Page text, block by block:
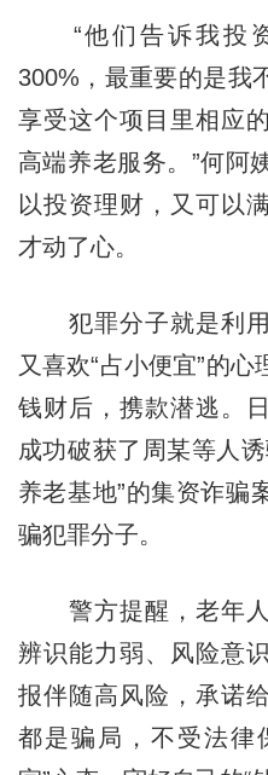
“他们告诉我投资
300%，最重要的是我
享受这个项目里相应
高端养老服务。”何阿
以投资理财，又可以
才动了心。
犯罪分子就是利用
又喜欢“占小便宜”的
钱财后，携款潜逃。
成功破获了周某等人
养老基地”的集资诈骗
骗犯罪分子。
警方提醒，老年人
辨识能力弱、风险意
报伴随高风险，承诺
都是骗局，不受法律